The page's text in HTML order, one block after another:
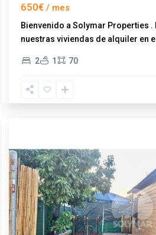
650€
Bienvenido a Solymar Properties .
nuestras viviendas de alquiler en
2 1
70
Vélez-
Málaga